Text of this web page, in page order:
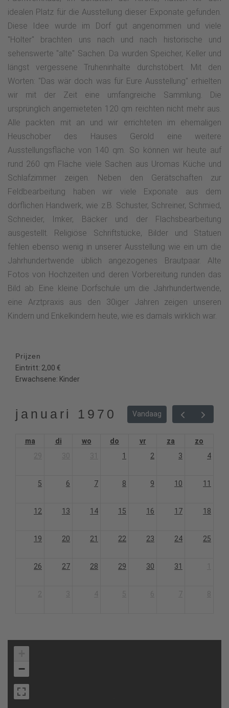
idealen Platz für die Ausstellung dieser Exponate gefunden.
Diese Idee wurde im Dorf gut angenommen und viele
"Holter" brachten uns nach und nach historische und
sehenswerte "alte" Sachen. Da wurden Speicher, Keller und
längst vergessene Truheninhalte durchstöbert. Mit den
Worten: "Das wär doch was für Eure Ausstellung" erhielten
wir mit der Zeit eine umfangreiche Sammlung. Die
ursprünglich angemieteten 120 qm reichten nicht mehr aus.
Alle packten mit an und wir errichteten im ehemaligen
Heuschober des Hauses Gerold eine weitere
Ausstellungsfläche von 140 qm. So können wir heute auf
rund 260 qm Fläche viele Sachen aus Uromas Küche und
Schlafzimmer zeigen. Neben den Gerätschaften zur
Feldbearbeitung haben wir viele Exponate aus dem
dörflichen Handwerk, wie z.B. Schuster, Schreiner, Schmied,
Schneider, Imker, Bäcker und der Flachsbearbeitung
ausgestellt. Religiöse Schriftstücke, Bilder und Statuen
fehlen ebenso wenig in unserer Ausstellung wie ein um die
Jahrhundertwende üblich angezogenes Brautpaar. Alte
Fotos von Hochzeiten und deren Vorbereitung runden das
Bild ab. Eine kleine Dorfschule um die Jahrhundertwende,
eine Arztpraxis aus den 30iger Jahren zeigen unseren
Kindern und Enkelkindern heute, wie es damals wirklich war.
Prijzen
Eintritt: 2,00 €
Erwachsene: Kinder
januari 1970 Vandaag
ma di wo do vr za
zo
1 2 3 4
5 6 7 8 9 10 11
12 13 14 15 16 17 18
19 20 21 22 23 24 25
26 27 28 29 30 31
−